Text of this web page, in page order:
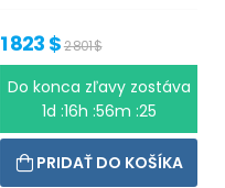
1 823 $2 801 $
Do konca zľavy zostáva
1d :16h :56m :25
PRIDAŤ DO KOŠÍKA